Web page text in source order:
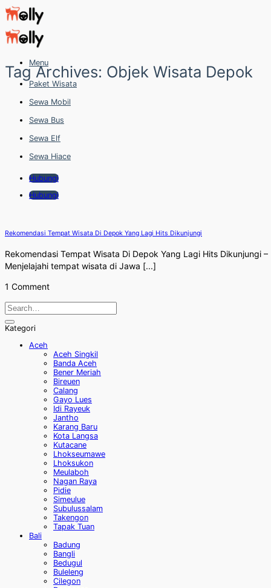
Skip
to
content
Menu
Paket Wisata
Sewa Mobil
Sewa Bus
Sewa Elf
Sewa Hiace
Hubungi
Hubungi
Tag Archives: Objek Wisata Depok
Rekomendasi Tempat Wisata Di Depok Yang Lagi Hits Dikunjungi
Rekomendasi Tempat Wisata Di Depok Yang Lagi Hits Dikunjungi –
Menjelajahi tempat wisata di Jawa [...]
1 Comment
Kategori
Aceh
Aceh Singkil
Banda Aceh
Bener Meriah
Bireuen
Calang
Gayo Lues
Idi Rayeuk
Jantho
Karang Baru
Kota Langsa
Kutacane
Lhokseumawe
Lhoksukon
Meulaboh
Nagan Raya
Pidie
Simeulue
Subulussalam
Takengon
Tapak Tuan
Bali
Badung
Bangli
Bedugul
Buleleng
Cilegon